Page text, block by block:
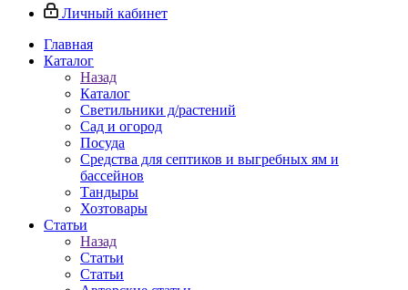
Личный кабинет
Главная
Каталог
Назад
Каталог
Светильники д/растений
Сад и огород
Посуда
Средства для септиков и выгребных ям и
бассейнов
Тандыры
Хозтовары
Статьи
Назад
Статьи
Статьи